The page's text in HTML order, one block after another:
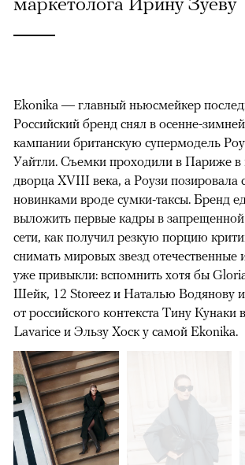
Ekonika — главный ньюсмейкер
Российский бренд снял в осенне-
кампании британскую супермодель
Уайтли. Cъемки проходили в Париже в
дворца XVIII века, а Роузи позировала
новинками вроде сумки-таксы. Бренд
выложить первые кадры в
сети, как получил резкую порцию
снимать мировых звезд отечественные
уже привыкли: вспомнить хотя бы
Шейк, 12 Storeez и Наталью Водянову
от российского контекста Тину Кунаки
Lavarice и Эльзу Хоск у самой Ekonika.